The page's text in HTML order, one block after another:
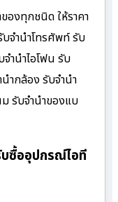
องทุกชนิด ให้ราคา
จำนำโทรศัพท์ รับ
จำนำไอโฟน รับ
ำกล้อง รับจำนำ
ม รับจำนำของแบ
ซื้ออุปกรณ์ไอที